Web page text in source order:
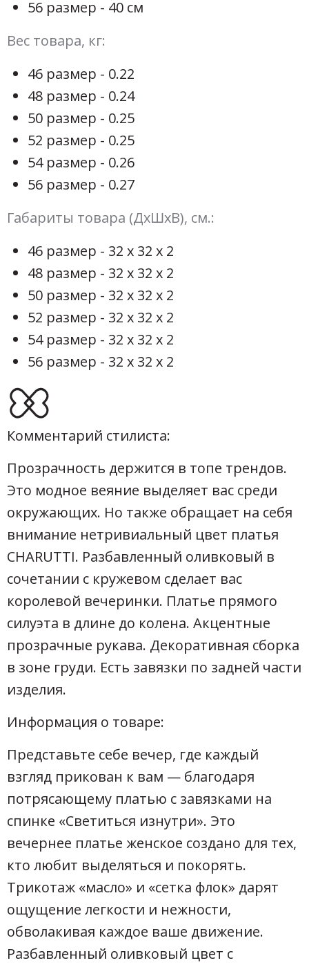
56 размер - 40 см
Вес товара, кг:
46 размер - 0.22
48 размер - 0.24
50 размер - 0.25
52 размер - 0.25
54 размер - 0.26
56 размер - 0.27
Габариты товара (ДхШхВ), см.:
46 размер - 32 х 32 х 2
48 размер - 32 х 32 х 2
50 размер - 32 х 32 х 2
52 размер - 32 х 32 х 2
54 размер - 32 х 32 х 2
56 размер - 32 х 32 х 2
Комментарий стилиста:
Прозрачность держится в топе трендов.
Это модное веяние выделяет вас среди
окружающих. Но также обращает на себя
внимание нетривиальный цвет платья
CHARUTTI. Разбавленный оливковый в
сочетании с кружевом сделает вас
королевой вечеринки. Платье прямого
силуэта в длине до колена. Акцентные
прозрачные рукава. Декоративная сборка
в зоне груди. Есть завязки по задней части
изделия.
Информация о товаре:
Представьте себе вечер, где каждый
взгляд прикован к вам — благодаря
потрясающему платью с завязками на
спинке «Светиться изнутри». Это
вечернее платье женское создано для тех,
кто любит выделяться и покорять.
Трикотаж «масло» и «сетка флок» дарят
ощущение легкости и нежности,
обволакивая каждое ваше движение.
Разбавленный оливковый цвет с